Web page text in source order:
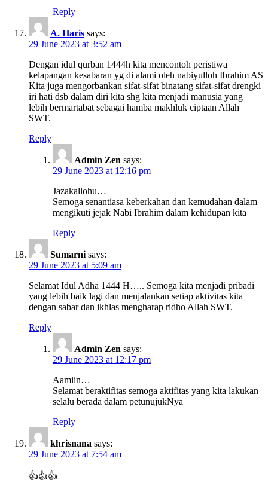
Reply
A. Haris says:
29 June 2023 at 3:52 am
Dengan idul qurban 1444h kita mencontoh peristiwa
kelapangan kesabaran yg di alami oleh nabiyulloh Ibrahim AS
Kita juga mengorbankan sifat-sifat binatang sifat-sifat drengki
iri hati dsb dalam diri kita shg kita menjadi manusia yang
lebih bermartabat sebagai hamba makhluk ciptaan Allah
SWT.
Reply
Admin Zen says:
29 June 2023 at 12:16 pm
Jazakallohu…
Semoga senantiasa keberkahan dan kemudahan dalam
mengikuti jejak Nabi Ibrahim dalam kehidupan kita
Reply
Sumarni says:
29 June 2023 at 5:09 am
Selamat Idul Adha 1444 H….. Semoga kita menjadi pribadi
yang lebih baik lagi dan menjalankan setiap aktivitas kita
dengan sabar dan ikhlas mengharap ridho Allah SWT.
Reply
Admin Zen says:
29 June 2023 at 12:17 pm
Aamiin…
Selamat beraktifitas semoga aktifitas yang kita lakukan
selalu berada dalam petunujukNya
Reply
khrisnana says:
29 June 2023 at 7:54 am
👍👍👍